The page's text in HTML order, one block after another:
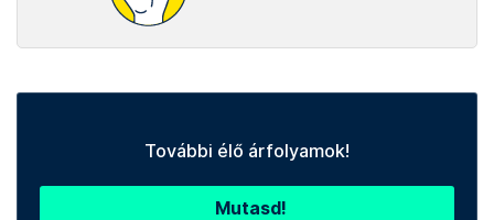
További élő árfolyamok!
Mutasd!